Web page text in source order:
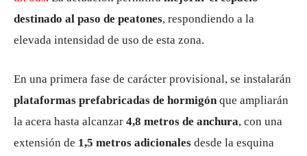
destinado al paso de peatones, respondiendo a la
elevada intensidad de uso de esta zona.
En una primera fase de carácter provisional, se instalarán
plataformas prefabricadas de hormigónque ampliarán
la acera hasta alcanzar 4,8 metros de anchura, con una
extensión de 1,5 metros adicionales desde la esquina